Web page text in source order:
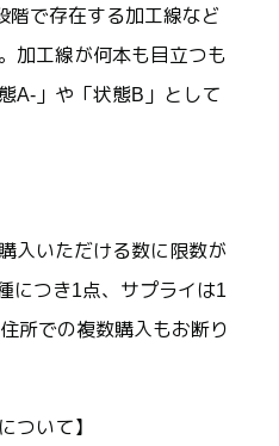
階で存在する加工線など
加工線が何本も目立つも
A-」や「状態B」として
入いただける数に限数が
につき1点、サプライは1
所での複数購入もお断り
ついて】